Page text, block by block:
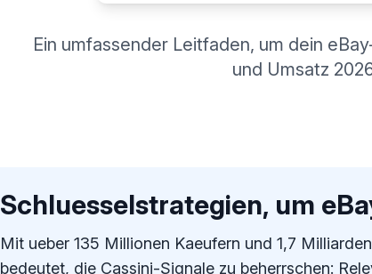
Ein umfassender Leitfaden, um dein
und Umsatz
Schluesselstrategien, um
Mit ueber 135 Millionen Kaeufern und 1,7
bedeutet, die Cassini-Signale zu beherrschen: